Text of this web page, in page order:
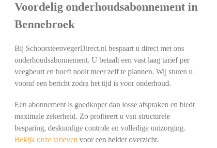
Voordelig onderhoudsabonnement in
Bennebroek
Bij SchoorsteenvegerDirect.nl bespaart u direct met ons
onderhoudsabonnement. U betaalt een vast laag tarief per
veegbeurt en hoeft nooit meer zelf te plannen. Wij sturen u
vooraf een bericht zodra het tijd is voor onderhoud.
Een abonnement is goedkoper dan losse afspraken en biedt
maximale zekerheid. Zo profiteert u van structurele
besparing, deskundige controle en volledige ontzorging.
Bekijk onze tarieven voor een helder overzicht.